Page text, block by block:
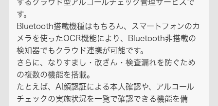
するクラウド型アルコールチェック管理サービスで
す。
Bluetooth搭載機種はもちろん、スマートフォンのカ
メラを使ったOCR機能により、Bluetooth非搭載の
検知器でもクラウド連携が可能です。
さらに、なりすまし・改ざん・検査漏れを防ぐため
の複数の機能を搭載。
たとえば、AI顔認証による本人確認や、アルコール
チェックの実施状況を一覧で確認できる機能を備